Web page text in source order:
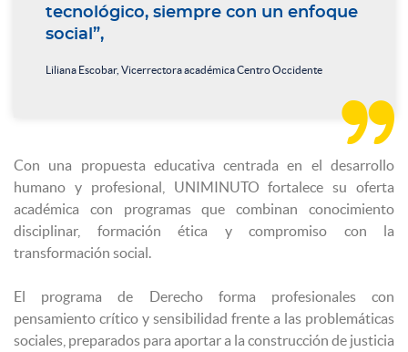
tecnológico, siempre con un enfoque
social”,
Liliana Escobar, Vicerrectora académica Centro Occidente

Con una propuesta educativa centrada en el desarrollo
humano y profesional, UNIMINUTO fortalece su oferta
académica con programas que combinan conocimiento
disciplinar, formación ética y compromiso con la
transformación social.
El programa de Derecho forma profesionales con
pensamiento crítico y sensibilidad frente a las problemáticas
sociales, preparados para aportar a la construcción de justicia